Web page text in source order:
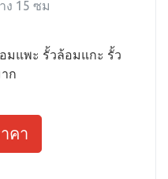
ง 15 ซม
มแพะ รั้วล้อมแกะ รั้ว
ก
คา